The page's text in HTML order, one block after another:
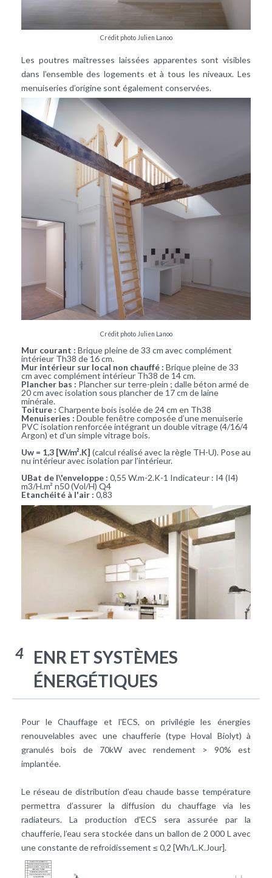
Crédit photo Julien Lanoo
Les poutres maîtresses laissées apparentes sont visibles
dans l’ensemble des logements et à tous les niveaux. Les
menuiseries d’origine sont également conservées.
Crédit photo Julien Lanoo
Mur courant : Brique pleine de 33 cm avec complément
intérieur Th38 de 16 cm.
Mur intérieur sur local non chauffé : Brique pleine de 33
cm avec complément intérieur Th38 de 14 cm.
Plancher bas : Plancher sur terre-plein ; dalle béton armé de
20 cm avec isolation sous plancher de 17 cm de laine
minérale.
Toiture : Charpente bois isolée de 24 cm en Th38
Menuiseries : Double fenêtre composée d’une menuiserie
PVC isolation renforcée intégrant un double vitrage (4/16/4
Argon) et d’un simple vitrage bois.
Uw = 1,3 [W/m².K] (calcul réalisé avec la règle TH-U). Pose au
nu intérieur avec isolation par l’intérieur.
UBat de l\'enveloppe : 0,55 W.m-2.K-1 Indicateur : I4 (I4)
m3/H.m² n50 (Vol/H) Q4
Etanchéité à l'air : 0,83
4
ENR ET SYSTÈMES
ÉNERGÉTIQUES
Pour le Chauffage et l'ECS, on privilégie les énergies
renouvelables avec une chaufferie (type Hoval Biolyt) à
granulés bois de 70kW avec rendement > 90% est
implantée.
Le réseau de distribution d’eau chaude basse température
permettra d’assurer la diffusion du chauffage via les
radiateurs. La production d'ECS sera assurée par la
chaufferie, l’eau sera stockée dans un ballon de 2 000 L avec
une constante de refroidissement ≤ 0,2 [Wh/L.K.Jour].